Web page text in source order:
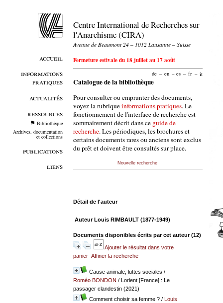
accueil
informations
pratiques
actualités
ressources
Bibliothèque
Archives, documentation
et collections
publications
liens
Centre International de Recherches sur
l'Anarchisme (CIRA)
Avenue de Beaumont 24 – 1012 Lausanne – Suisse
Fermeture estivale du 18 juillet au 17 août
de – en – es – fr – it
Catalogue de la bibliothèque
Pour consulter ou emprunter des documents,
voyez la rubriqueinformations pratiques. Le
fonctionnement de l'interface de recherche est
sommairement décrit dans ce guide de
recherche. Les périodiques, les brochures et
certains documents rares ou anciens sont exclus
du prêt et doivent être consultés sur place.
Nouvelle recherche
Détail de l'auteur
Auteur Louis RIMBAULT (1877-1949)
Documents disponibles écrits par cet auteur (12)
Ajouter le résultat dans votre
panier Affiner la recherche
Cause animale, luttes sociales /
Roméo BONDON / Lorient [France] : Le
passager clandestin (2021)
Comment choisir sa femme ?/ Louis